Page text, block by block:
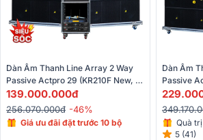
Dàn Âm Thanh Line Array 2 Way
Passive Actpro 29 (KR210F New,
KR28F New, UTA1802DSP,
UTA1804DSP, Alto TMD16, VIP
3000)
139.000.000đ
256.070.000đ -46%
Giá ưu đãi đặt trước 10 bộ
Dàn Âm
Passive
KR28F,
TMD16,
Quà
5 (41)